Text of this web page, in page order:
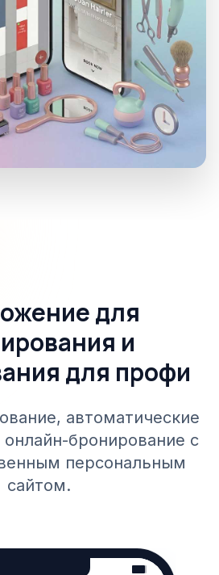
для
и
для профи
автоматические
бронирование с
персональным
сайтом.